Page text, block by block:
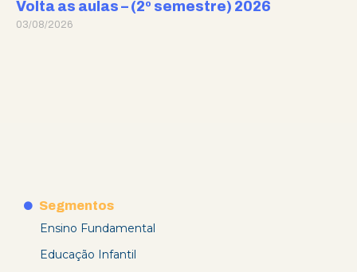
Volta as aulas – (2º semestre) 2026
03/08/2026
Segmentos
Ensino Fundamental
Educação Infantil